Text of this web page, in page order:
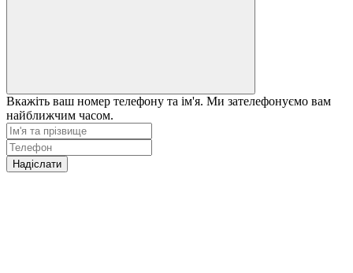
Вкажіть ваш номер телефону та ім'я. Ми зателефонуємо вам
найближчим часом.
Надіслати